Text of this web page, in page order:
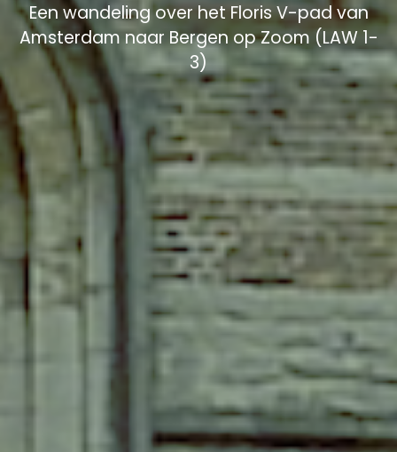
Een wandeling over het Floris V-pad van
Amsterdam naar Bergen op Zoom (LAW 1-
3)